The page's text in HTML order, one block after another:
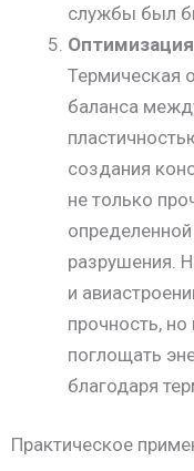
службы был
Термическая
баланса
создания
не только
разрушения.
и
прочность,
поглощать
благодаря
Практическое